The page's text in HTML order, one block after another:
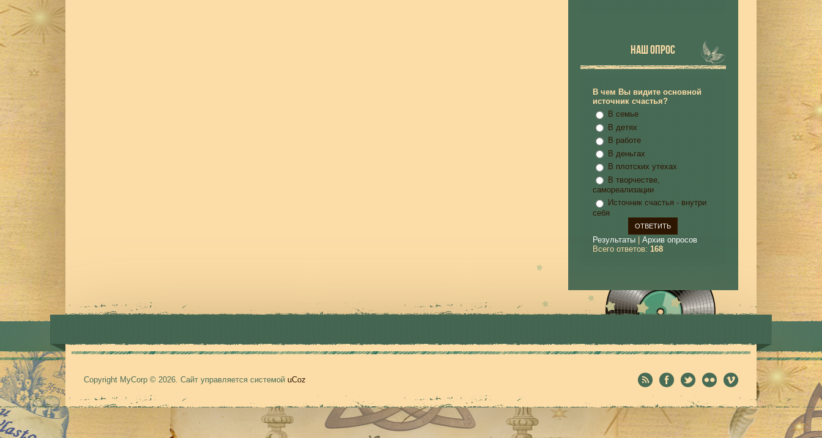
НАШ ОПРОС
В чем Вы видите основной
источник счастья?
В семье
В детях
В работе
В деньгах
В плотских утехах
В творчестве,
самореализации
Источник счастья - внутри
себя
Результаты| Архив опросов
Всего ответов: 168
Copyright MyCorp © 2026. Сайт управляется системой uCoz